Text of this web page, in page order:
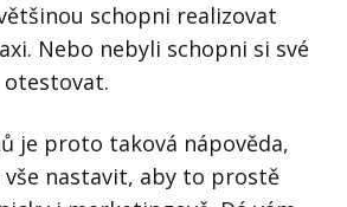
schopni realizovat
Nebo nebyli schopni si své
otestovat.
je proto taková nápověda,
nastavit, aby to prostě